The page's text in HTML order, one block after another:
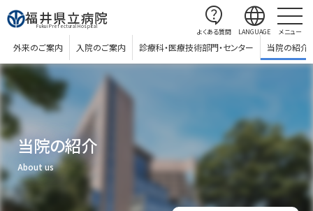
福井県立病院
Fukui Prefectural Hospital
外来のご案内 入院のご案内 診療科・医療技術部門・センター 当院の紹介
contact_support
よくある質問
language
LANGUAGE メニュー
当院の紹介
About us